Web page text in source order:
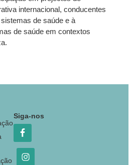
internacional, conducentes
de saúde e à
de saúde em contextos
Siga-nos